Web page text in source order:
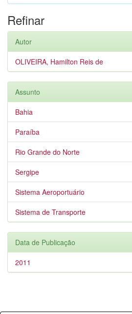
Refinar
Autor
OLIVEIRA, Hamilton Reis de
Assunto
Bahia
Paraíba
Rio Grande do Norte
Sergipe
Sistema Aeroportuário
Sistema de Transporte
Data de Publicação
2011